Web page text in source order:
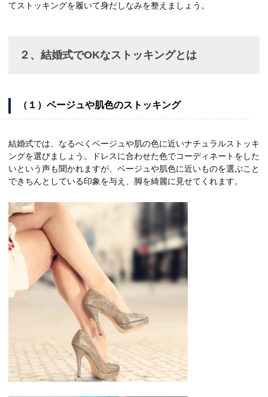
てストッキングを履いて身だしなみを整えましょう。
２、結婚式でOKなストッキングとは
（１）ベージュや肌色のストッキング
結婚式では、なるべくベージュや肌の色に近いナチュラルストッキ
ングを選びましょう。ドレスに合わせた色でコーディネートをした
いという声も聞かれますが、ベージュや肌色に近いものを選ぶこと
できちんとしている印象を与え、脚を綺麗に見せてくれます。